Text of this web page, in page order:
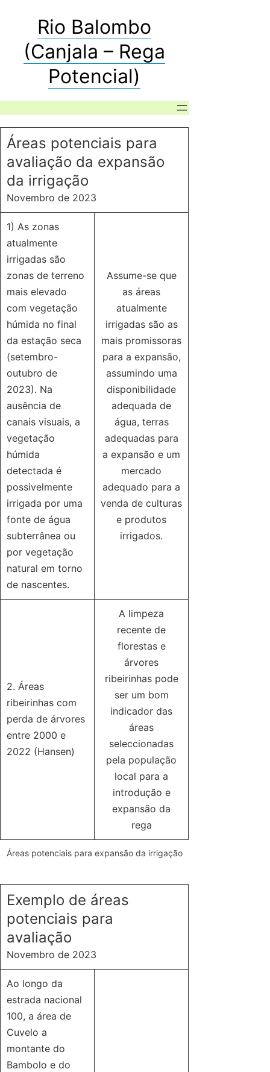
Rio Balombo
(Canjala – Rega
Potencial)
Áreas potenciais para
avaliação da expansão
da irrigação
Novembro de 2023
1) As zonas
atualmente
irrigadas são
zonas de terreno
mais elevado
com vegetação
húmida no final
da estação seca
(setembro-
outubro de
2023). Na
ausência de
canais visuais, a
vegetação
húmida
detectada é
possivelmente
irrigada por uma
fonte de água
subterrânea ou
por vegetação
natural em torno
de nascentes.
Assume-se que
as áreas
atualmente
irrigadas são as
mais promissoras
para a expansão,
assumindo uma
disponibilidade
adequada de
água, terras
adequadas para
a expansão e um
mercado
adequado para a
venda de culturas
e produtos
irrigados.
2. Áreas
ribeirinhas com
perda de árvores
entre 2000 e
2022 (Hansen)
A limpeza
recente de
florestas e
árvores
ribeirinhas pode
ser um bom
indicador das
áreas
seleccionadas
pela população
local para a
introdução e
expansão da
rega
Áreas potenciais para expansão da irrigação
Exemplo de áreas
potenciais para
avaliação
Novembro de 2023
Ao longo da
estrada nacional
100, a área de
Cuvelo a
montante do
Bambolo e do